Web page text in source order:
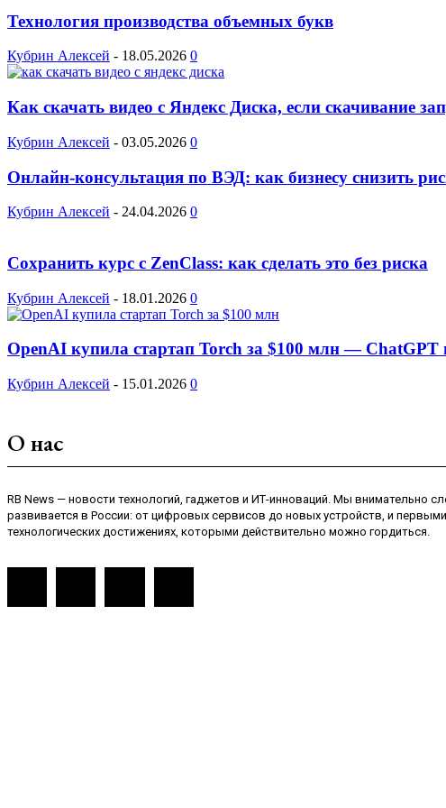
Технология производства объемных букв
Кубрин Алексей - 18.05.2026 0
Как скачать видео с Яндекс Диска, если скачивание
Кубрин Алексей - 03.05.2026 0
Онлайн-консультация по ВЭД: как бизнесу снизить
Кубрин Алексей - 24.04.2026 0
Сохранить курс с ZenClass: как сделать это без риска
Кубрин Алексей - 18.01.2026 0
OpenAI купила стартап Torch за $100 млн — ChatGPT
Кубрин Алексей - 15.01.2026 0
О нас
RB News — новости технологий, гаджетов и ИТ-инноваций. Мы внимательно
развивается в России: от цифровых сервисов до новых устройств, и
технологических достижениях, которыми действительно можно гордиться.